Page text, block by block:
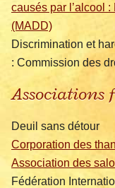
causés par l’alcool
(MADD)
Discrimination et
: Commission des
Deuil sans détour
Corporation des
Association des
Fédération